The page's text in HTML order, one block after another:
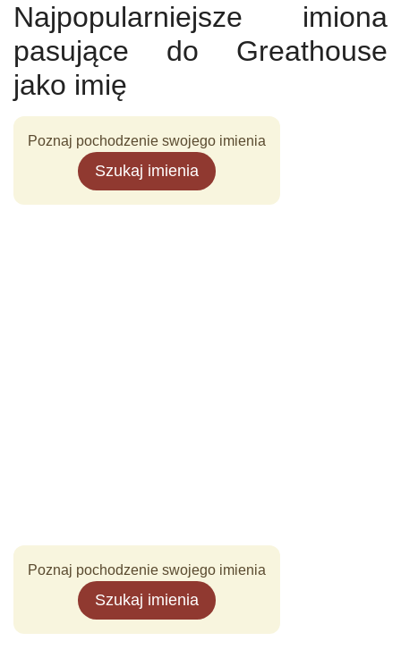
Najpopularniejsze imiona
pasujące do Greathouse
jako imię
Poznaj pochodzenie swojego imienia
Szukaj imienia
Poznaj pochodzenie swojego imienia
Szukaj imienia